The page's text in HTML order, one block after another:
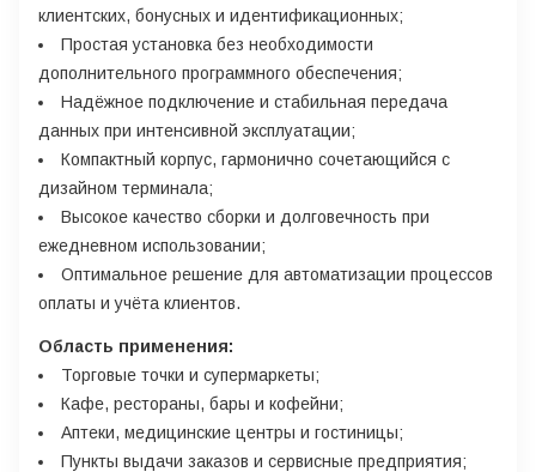
клиентских, бонусных и идентификационных;
Простая установка без необходимости
дополнительного программного обеспечения;
Надёжное подключение и стабильная передача
данных при интенсивной эксплуатации;
Компактный корпус, гармонично сочетающийся с
дизайном терминала;
Высокое качество сборки и долговечность при
ежедневном использовании;
Оптимальное решение для автоматизации процессов
оплаты и учёта клиентов.
Область применения:
Торговые точки и супермаркеты;
Кафе, рестораны, бары и кофейни;
Аптеки, медицинские центры и гостиницы;
Пункты выдачи заказов и сервисные предприятия;